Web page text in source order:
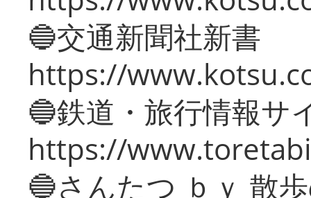
🔵交通新聞社新書
https://
🔵鉄道・旅行情報サ
https://
🔵さんたつ ｂｙ 散